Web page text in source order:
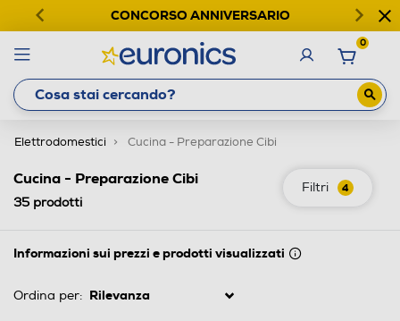
CONCORSO ANNIVERSARIO
0
Elettrodomestici Cucina - Preparazione Cibi
Filtri 4
Cucina - Preparazione Cibi
35 prodotti
Informazioni sui prezzi e prodotti visualizzati
Ordina per: